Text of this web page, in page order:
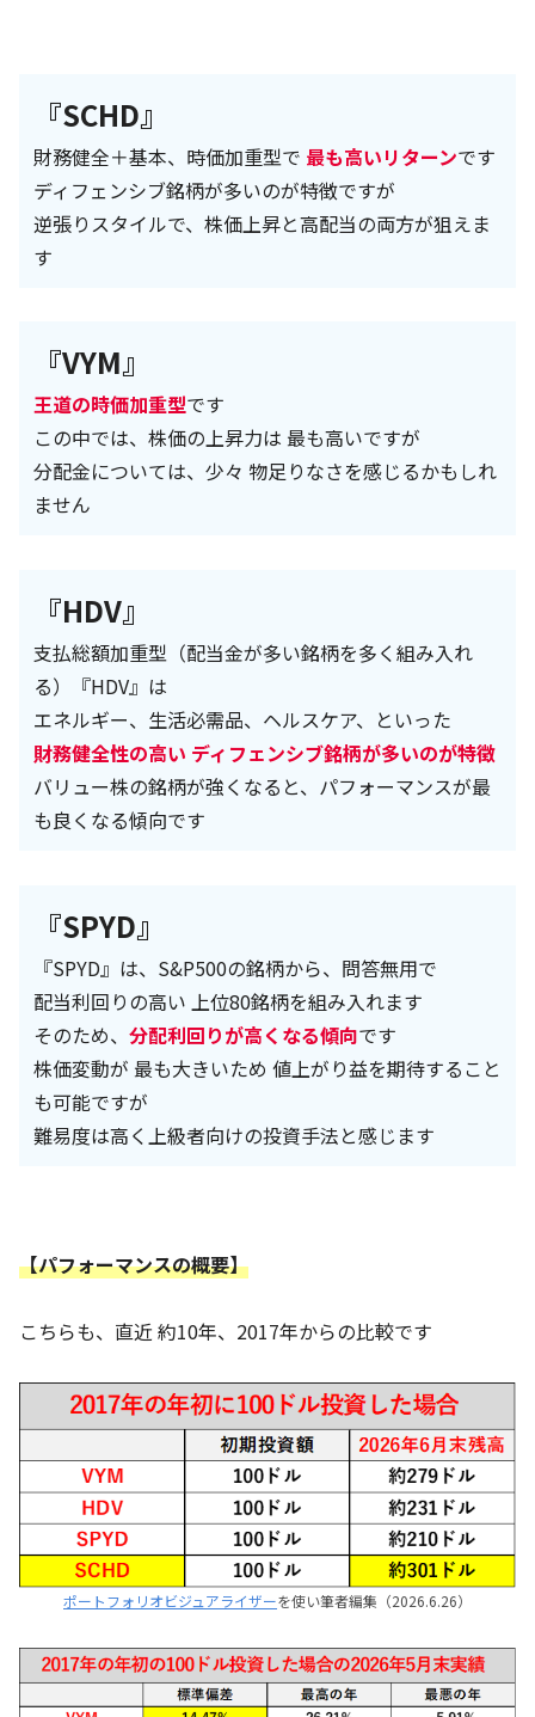
『SCHD』
財務健全＋基本、時価加重型で 最も高いリターンです
ディフェンシブ銘柄が多いのが特徴ですが
逆張りスタイルで、株価上昇と高配当の両方が狙えま
す
『VYM』
王道の時価加重型です
この中では、株価の上昇力は 最も高いですが
分配金については、少々 物足りなさを感じるかもしれ
ません
『HDV』
支払総額加重型（配当金が多い銘柄を多く組み入れ
る）『HDV』は
エネルギー、生活必需品、ヘルスケア、といった
財務健全性の高い ディフェンシブ銘柄が多いのが特徴
バリュー株の銘柄が強くなると、パフォーマンスが最
も良くなる傾向です
『SPYD』
『SPYD』は、S&P500の銘柄から、問答無用で
配当利回りの高い 上位80銘柄を組み入れます
そのため、 分配利回りが高くなる傾向です
株価変動が 最も大きいため 値上がり益を期待すること
も可能ですが
難易度は高く上級者向けの投資手法と感じます
【パフォーマンスの概要】
こちらも、直近 約10年、2017年からの比較です
ポートフォリオビジュアライザーを使い筆者編集（2026.6.26）